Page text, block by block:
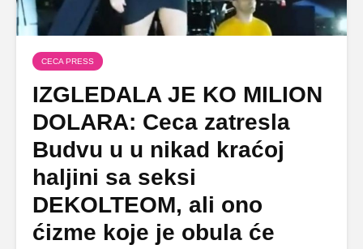
CECA PRESS
IZGLEDALA JE KO MILION
DOLARA: Ceca zatresla
Budvu u u nikad kraćoj
haljini sa seksi
DEKOLTEOM, ali ono
ćizme koje je obula će